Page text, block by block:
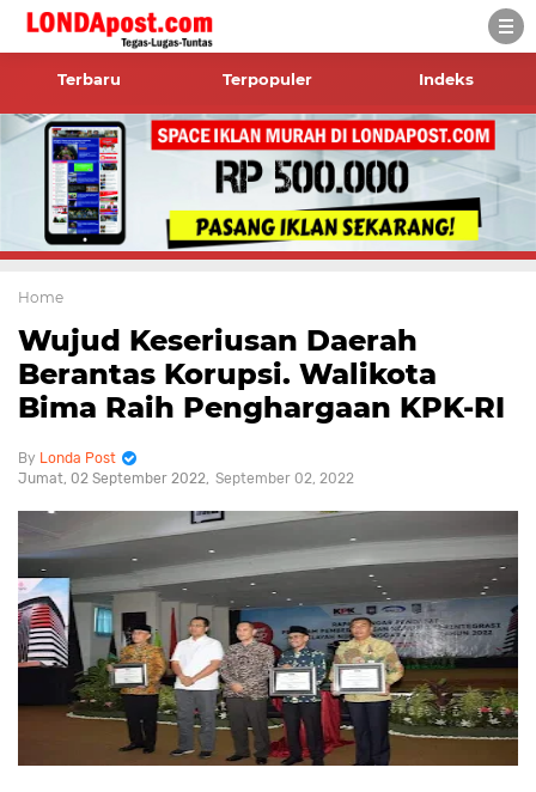
Terbaru Terpopuler Indeks
Home
Wujud Keseriusan Daerah
Berantas Korupsi. Walikota
Bima Raih Penghargaan KPK-RI
Londa Post
Jumat, 02 September 2022 September 02, 2022